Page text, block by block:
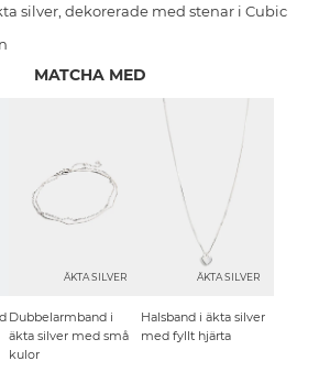
silver, dekorerade med stenar i Cubic
MATCHA MED
ÄKTA SILVER
Dubbelarmband i
äkta silver med små
kulor
ÄKTA SILVER
Halsband i äkta silver
med fyllt hjärta